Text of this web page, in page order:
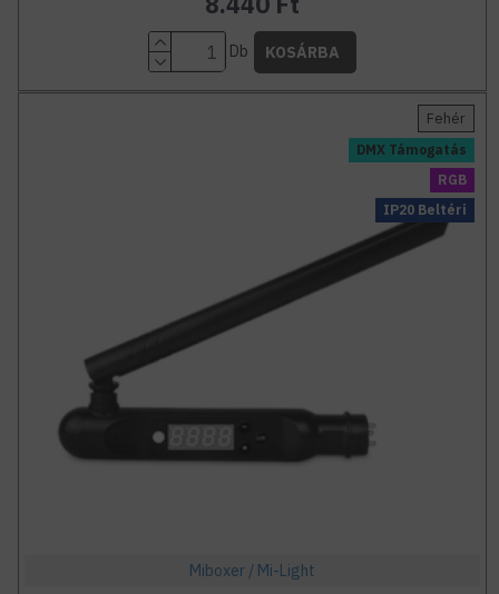
Db KOSÁRBA
RGB
IP20 Beltéri
Fehér
DMX Támogatás
Miboxer / Mi-Light